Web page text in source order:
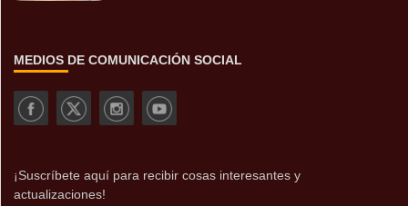
MEDIOS DE COMUNICACIÓN SOCIAL
¡Suscríbete aquí para recibir cosas interesantes y
actualizaciones!